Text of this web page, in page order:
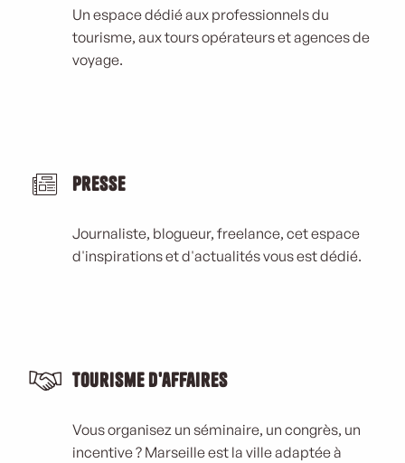
Un espace dédié aux professionnels du
tourisme, aux tours opérateurs et agences de
voyage.
Presse
Journaliste, blogueur, freelance, cet espace
d'inspirations et d'actualités vous est dédié.
Tourisme d'affaires
Vous organisez un séminaire, un congrès, un
incentive ? Marseille est la ville adaptée à